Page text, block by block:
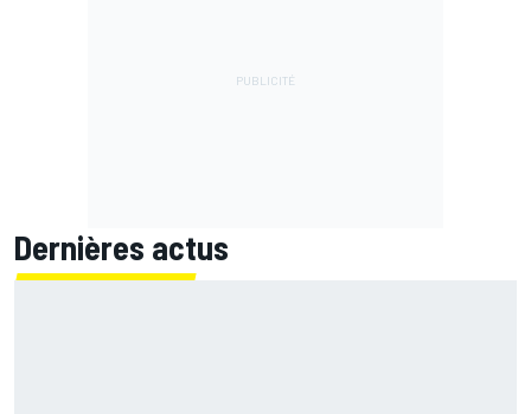
Dernières actus